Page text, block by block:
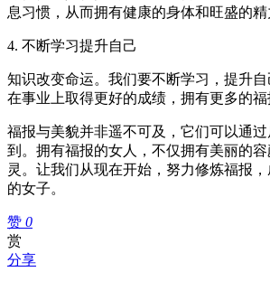
息习惯，从而拥有健康的身体和旺盛的精
4. 不断学习提升自己
知识改变命运。我们要不断学习，提升
在事业上取得更好的成绩，拥有更多的福
福报与美貌并非遥不可及，它们可以通
到。拥有福报的女人，不仅拥有美丽的
灵。让我们从现在开始，努力修炼福报
的女子。
赞 0
赏
分享